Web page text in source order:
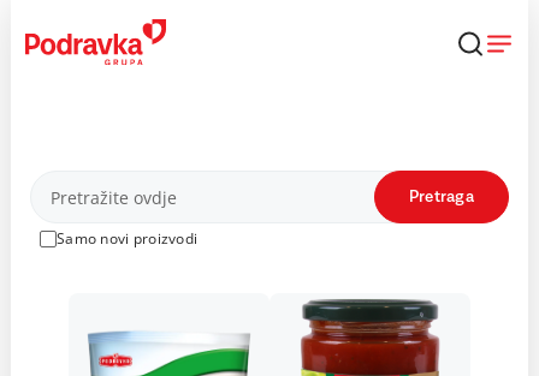
content
Proizvodi
Samo novi proizvodi
Pretraga